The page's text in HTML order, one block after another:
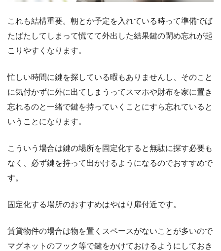
これも結構重要。朝とか予定を入れている時って準備でば
たばたしてしまって慌てて外出した結果鍵の閉め忘れが起
こりやすくなります。
忙しい時間に鍵を探している暇もありませんし、そのこと
に気付かずに外に出てしまうってスマホや財布を家に置き
忘れるのと一緒で鍵を持っていくことにすら忘れていると
いうことになります。
こういう場合は鍵の場所を固定化すると無駄に探す必要も
なく、必ず鍵を持って出かけるようになるのでおすすめで
す。
固定化する場所のおすすめはやはり扉付近です。
賃貸物件の場合は物を置くスペースがないことが多いので
マグネットのフック等で鍵をかけておけるようにしておき